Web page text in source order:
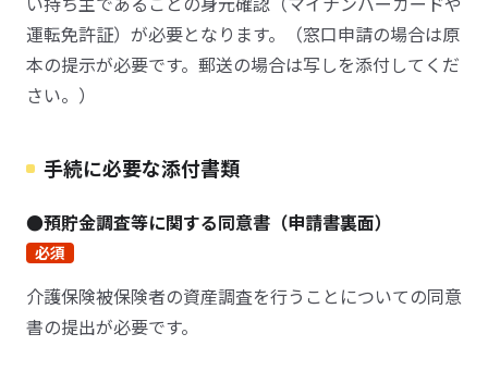
運転免許証）が必要となります。（窓口申請の場合は原
本の提示が必要です。郵送の場合は写しを添付してくだ
さい。）
手続に必要な添付書類
●預貯金調査等に関する同意書（申請書裏面）
必須
介護保険被保険者の資産調査を行うことについての同意
書の提出が必要です。